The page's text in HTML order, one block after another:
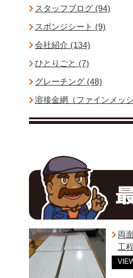
スタッフブログ (94)
スポンジシート (9)
会社紹介 (134)
ひとりごと (7)
グレーチング (48)
溶接金網（ファインメッ
両
工程